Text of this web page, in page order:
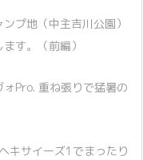
プ地（中主吉川公園）
す。（前編）
Pro. 重ね張りで猛暑の
キサイーズ1でまったり